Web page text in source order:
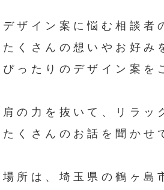
デザイン案に悩む相談者
たくさんの想いやお好み
ぴったりのデザイン案を
肩の力を抜いて、リラッ
たくさんのお話を聞かせ
場所は、埼玉県の鶴ヶ島